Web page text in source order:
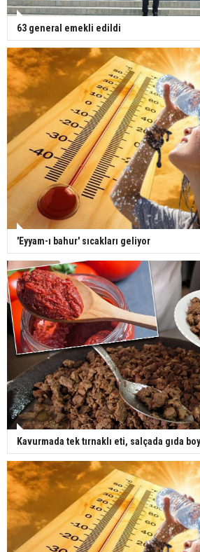
63 general emekli edildi
'Eyyam-ı bahur' sıcakları geliyor
Kavurmada tek tırnaklı eti, salçada gıda